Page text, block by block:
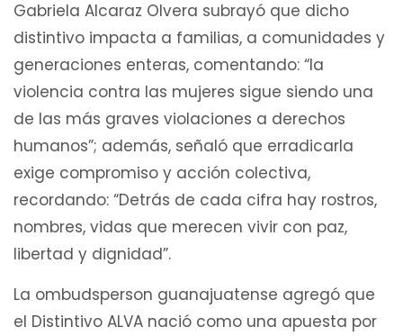
Gabriela Alcaraz Olvera subrayó que dicho
distintivo impacta a familias, a comunidades y
generaciones enteras, comentando: “la
violencia contra las mujeres sigue siendo una
de las más graves violaciones a derechos
humanos”; además, señaló que erradicarla
exige compromiso y acción colectiva,
recordando: “Detrás de cada cifra hay rostros,
nombres, vidas que merecen vivir con paz,
libertad y dignidad”.
La ombudsperson guanajuatense agregó que
el Distintivo ALVA nació como una apuesta por